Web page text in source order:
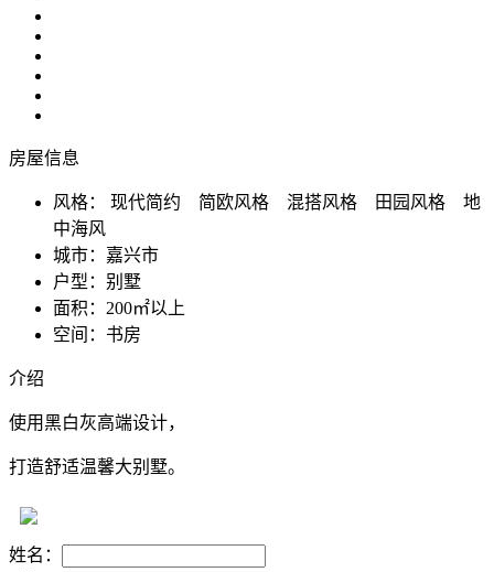
房屋信息
风格：
现代简约 简欧风格 混搭风格 田园风格 地
中海风
城市： 嘉兴市
户型： 别墅
面积： 200㎡以上
空间： 书房
介绍
使用黑白灰高端设计，
打造舒适温馨大别墅。
姓名：